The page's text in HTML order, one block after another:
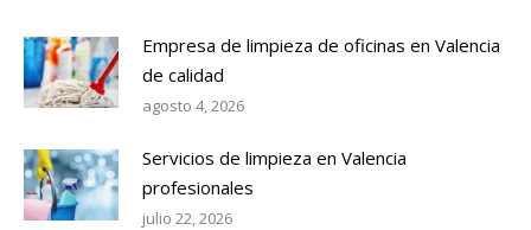
Empresa de limpieza de oficinas en Valencia
de calidad
agosto 4, 2026
Servicios de limpieza en Valencia
profesionales
julio 22, 2026